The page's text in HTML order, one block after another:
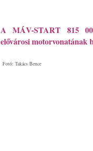
A MÁV-START 815
elővárosi motorvonatának
Fotó: Takács Bence